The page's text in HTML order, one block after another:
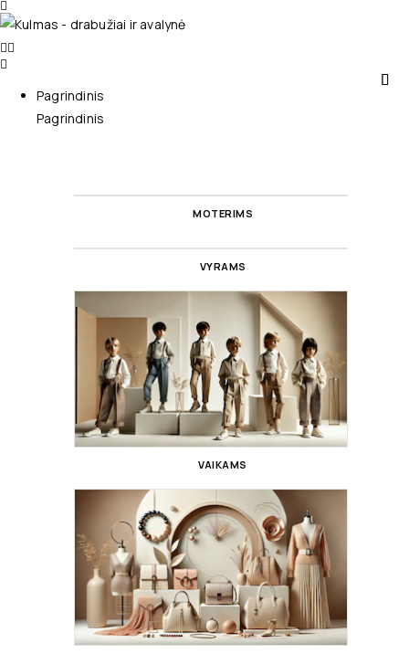
Pagrindinis
Pagrindinis
MOTERIMS
VYRAMS
VAIKAMS